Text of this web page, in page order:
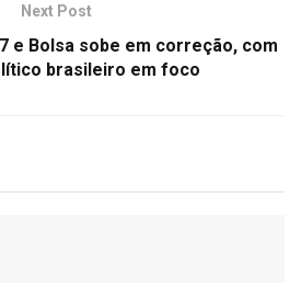
Next Post
e Bolsa sobe em correção, com
brasileiro em foco